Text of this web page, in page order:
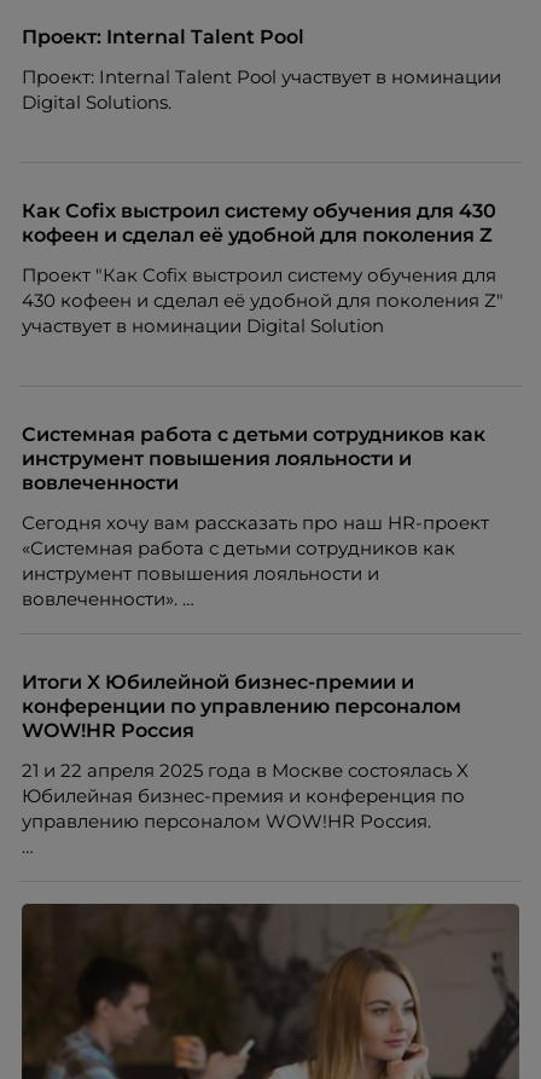
Проект: Internal Talent Pool
Проект: Internal Talent Pool участвует в номинации
Digital Solutions.
Как Cofix выстроил систему обучения для 430
кофеен и сделал её удобной для поколения Z
Проект "Как Cofix выстроил систему обучения для
430 кофеен и сделал её удобной для поколения Z"
участвует в номинации Digital Solution
Системная работа с детьми сотрудников как
инструмент повышения лояльности и
вовлеченности
Сегодня хочу вам рассказать про наш HR-проект
«Системная работа с детьми сотрудников как
инструмент повышения лояльности и
вовлеченности».
Итоги X Юбилейной бизнес-премии и
конференции по управлению персоналом
WOW!HR Россия
21 и 22 апреля 2025 года в Москве состоялась X
Юбилейная бизнес-премия и конференция по
управлению персоналом WOW!HR Россия.
номинантов и гостей мероприятия.